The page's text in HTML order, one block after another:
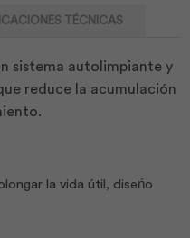
TÉCNICAS
sistema autolimpiante y
reduce la acumulación
la vida útil, diseńo